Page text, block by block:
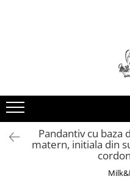
Brățări argint
Brățări șnur
Charm-uri
Cercei
Pandantiv cu baza
matern, initiala din